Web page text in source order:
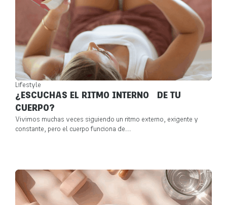
Lifestyle
¿ESCUCHAS EL RITMO INTERNO DE TU
CUERPO?
Vivimos muchas veces siguiendo un ritmo externo, exigente y
constante, pero el cuerpo funciona de...